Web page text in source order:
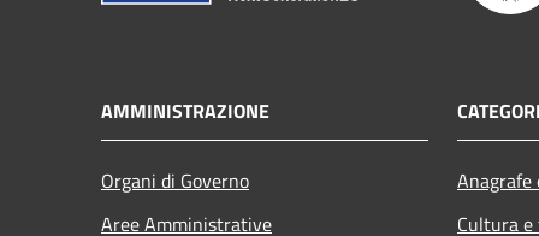
AMMINISTRAZIONE
Organi di Governo
Aree Amministrative
Cultura